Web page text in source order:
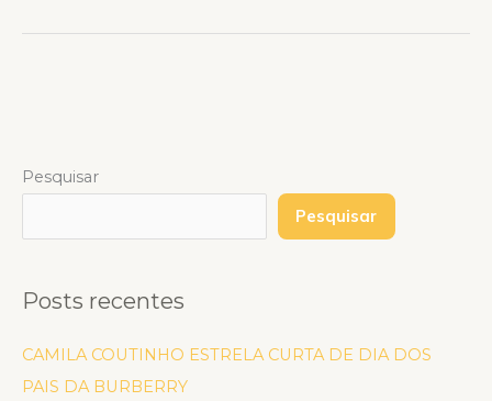
Pesquisar
Pesquisar
Posts recentes
CAMILA COUTINHO ESTRELA CURTA DE DIA DOS
PAIS DA BURBERRY